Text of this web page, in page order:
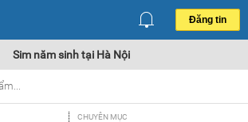
Đăng tin
Sim năm sinh tại Hà Nội
CHUYÊN MỤC